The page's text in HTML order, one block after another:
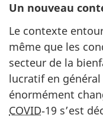
Un nouveau
Le contexte
même que les
secteur de la
lucratif en
énormément
COVID‑19 s’est